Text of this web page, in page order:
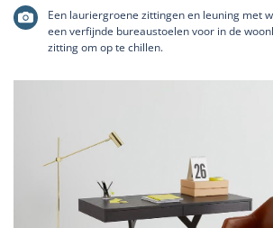
Een lauriergroene zittingen en leuning met
een verfijnde bureaustoelen voor in de
zitting om op te chillen.